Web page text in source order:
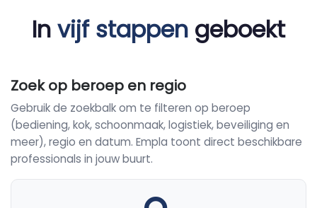
In vijf stappen geboekt
Zoek op beroep en regio
Gebruik de zoekbalk om te filteren op beroep
(bediening, kok, schoonmaak, logistiek, beveiliging en
meer), regio en datum. Empla toont direct beschikbare
professionals in jouw buurt.